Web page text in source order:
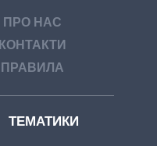
ПРО НАС
КОНТАКТИ
ПРАВИЛА
ТЕМАТИКИ